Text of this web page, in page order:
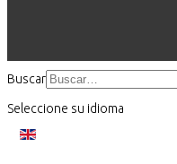
Buscar
Seleccione su idioma